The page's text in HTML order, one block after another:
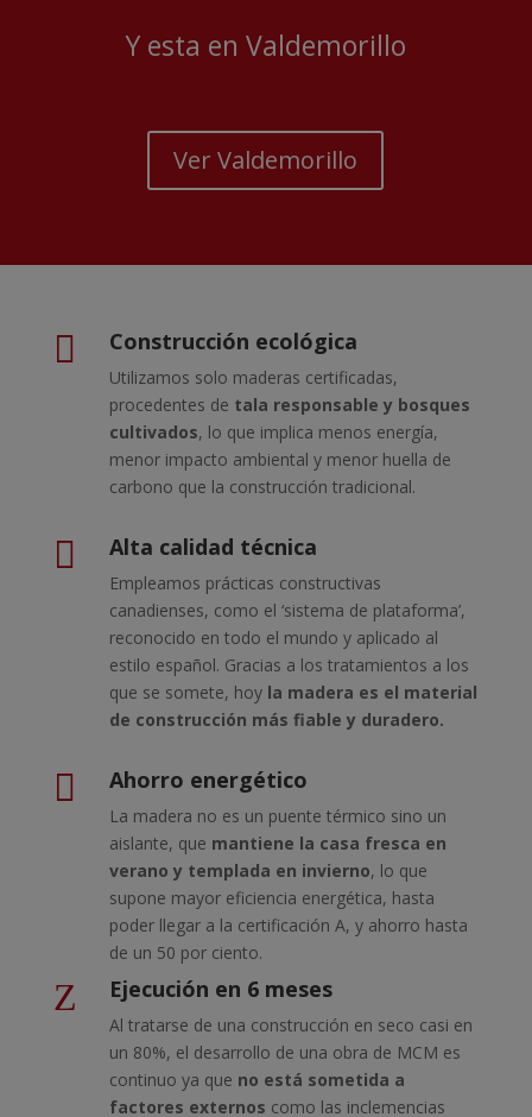
Y esta en Valdemorillo
Ver Valdemorillo
 Construcción ecológica
Utilizamos solo maderas certificadas,
procedentes de tala responsable y bosques
cultivados, lo que implica menos energía,
menor impacto ambiental y menor huella de
carbono que la construcción tradicional.
 Alta calidad técnica
Empleamos prácticas constructivas
canadienses, como el ‘sistema de plataforma’,
reconocido en todo el mundo y aplicado al
estilo español. Gracias a los tratamientos a los
que se somete, hoy la madera es el material
de construcción más fiable y duradero.
 Ahorro energético
La madera no es un puente térmico sino un
aislante, que mantiene la casa fresca en
verano y templada en invierno, lo que
supone mayor eficiencia energética, hasta
poder llegar a la certificación A, y ahorro hasta
de un 50 por ciento.
Z Ejecución en 6 meses
Al tratarse de una construcción en seco casi en
un 80%, el desarrollo de una obra de MCM es
continuo ya que no está sometida a
factores externos como las inclemencias